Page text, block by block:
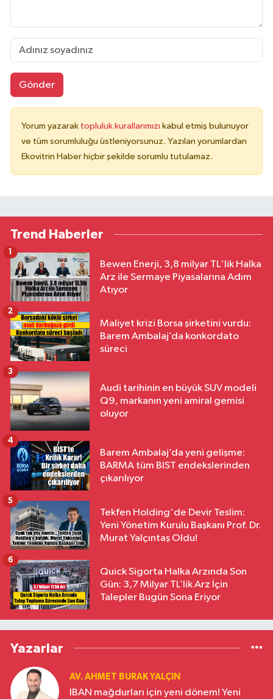
Gönder
Yorum yazarak topluluk kurallarımızı kabul etmiş bulunuyor
ve tüm sorumluluğu üstleniyorsunuz. Yazılan yorumlardan
Ekovitrin Haber hiçbir şekilde sorumlu tutulamaz.
Trend Haberler
Bewen Enerji, 3,8 milyar TL'lik Halka
Arz ile Sermaye Piyasalarına Adım
Atıyor
1
Maliyet krizi Borsa şirketini vurdu:
Barem Ambalaj’da konkordato
süreci
2
Audi tarihinin en büyük SUV modeli
Q9, markanın yeni amiral gemisi
oluyor
3
Barem Ambalaj’da yeni gelişme:
BARMA tüm BIST endekslerinden
çıkarılıyor
4
Tekfen Holding'de Devir Teslim:
Yeni Yönetim Kurulu Başkanı Prof. Dr.
Murat Yalçıntaş Oldu!
5
Quick Sigorta Halka Arzında Son
Gün: 3,7 Milyar TL’lik Arz İçin
Talepler Bugün Sona Eriyor
6
Yazarlar
AV. AHMET BURAK YALÇIN
IBAN mağdurları için yeni dönem! Yeni